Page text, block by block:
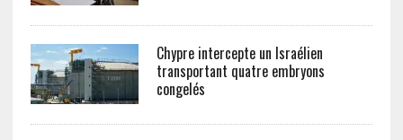
Chypre intercepte un Israélien
transportant quatre embryons
congelés